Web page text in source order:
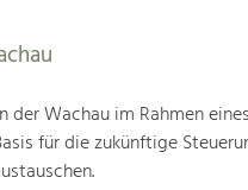
der Wachau im Rahmen eines
für die zukünftige